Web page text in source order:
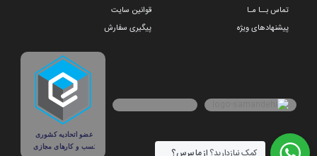
تماس بــا مـا
پیشنهادهای ویژه
قوانین سایت
پیگیری سفارش
کمک نیازدارید؟ از ما بپرس؟